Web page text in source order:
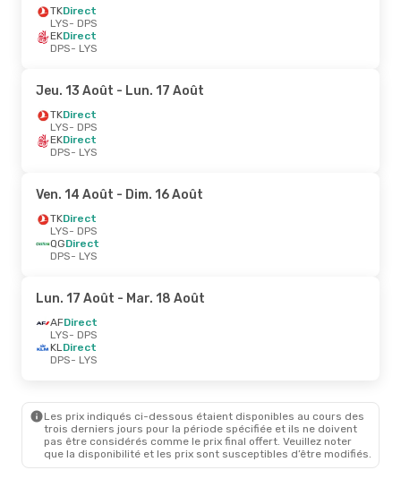
TKDirect
LYS- DPS
EKDirect
DPS- LYS
Jeu. 13 Août - Lun. 17 Août
TKDirect
LYS- DPS
EKDirect
DPS- LYS
Ven. 14 Août - Dim. 16 Août
TKDirect
LYS- DPS
QGDirect
DPS- LYS
Lun. 17 Août - Mar. 18 Août
AFDirect
LYS- DPS
KLDirect
DPS- LYS
Les prix indiqués ci-dessous étaient disponibles au cours des
trois derniers jours pour la période spécifiée et ils ne doivent
pas être considérés comme le prix final offert. Veuillez noter
que la disponibilité et les prix sont susceptibles d’être modifiés.